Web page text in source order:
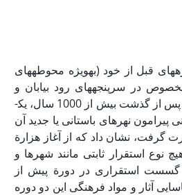
قبل از خود (به­ویژه محوطه­های
در سرپنجه­های رود بیابان و
سنارود دیده می­شود. گویا پس از خشک شدن رود بیابان در عصر مفرغ و پس از گذشت بیش از 1000 سال، یک­
پیرامون نهرهای باستانی یا جدید آن
گرفت، نشان داد که از آغاز هزارة
تا حکومت هخامنشی، به مدت بیش از 1000 سال هیچ نوع استقرار ثابتی مانند شهرها و
گسست استقراری در دورة پیش از
آثار و مواد فرهنگی این دو دوره